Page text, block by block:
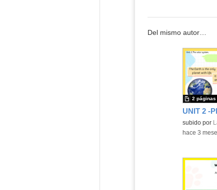
Del mismo autor…
Contenido
subido por
2 páginas
-hace 3